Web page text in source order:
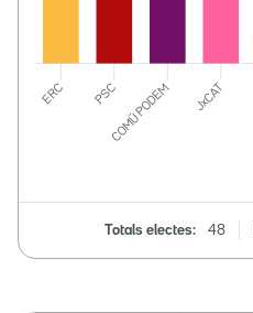
Totals electes: 48